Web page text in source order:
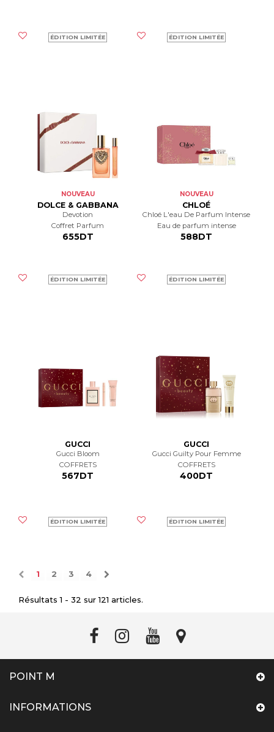
ÉDITION LIMITÉE ÉDITION LIMITÉE
NOUVEAU
DOLCE & GABBANA
Devotion
Coffret Parfum
655DT
ÉDITION LIMITÉE
NOUVEAU
CHLOÉ
Chloé L'eau De Parfum Intense
Eau de parfum intense
588DT
ÉDITION LIMITÉE
GUCCI
Gucci Bloom
COFFRETS
567DT
ÉDITION LIMITÉE
GUCCI
Gucci Guilty Pour Femme
COFFRETS
400DT
ÉDITION LIMITÉE
1 2 3 4
Résultats 1 - 32 sur 121 articles.
POINT M
INFORMATIONS